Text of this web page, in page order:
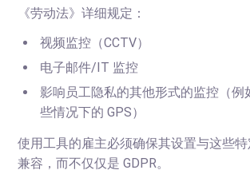
《劳动法》详细规定：
视频监控（CCTV）
电子邮件/IT 监控
影响员工隐私的其他形式的监控（例
些情况下的 GPS）
使用工具的雇主必须确保其设置与这些
兼容，而不仅仅是 GDPR。